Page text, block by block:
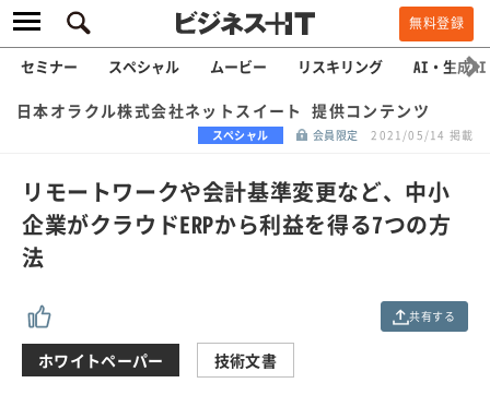
無料登録
セミナー スペシャル ムービー リスキリング AI・生成AI
日本オラクル株式会社ネットスイート 提供コンテンツ
スペシャル 会員限定 2021/05/14 掲載
リモートワークや会計基準変更など、中小
企業がクラウドERPから利益を得る7つの方
法
共有する
ホワイトペーパー 技術文書